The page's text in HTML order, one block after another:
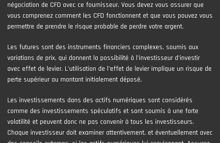
négociation de CFD avec ce fournisseur. Vous devez vous assurer que
vous comprenez comment les CFD fonctionnent et que vous pouvez vous
permettre de prendre le risque probable de perdre votre argent.
Les futures sont des instruments financiers complexes, soumis aux
variations de prix, qui donnent la possibilité à l’investisseur d’investir
avec effet de levier. L’utilisation de l’effet de levier implique un risque de
perte supérieur au montant initialement déposé.
Les investissements dans des actifs numériques sont considérés
comme des investissements spéculatifs et sont soumis à une forte
volatilité et peuvent donc ne pas convenir à tous les investisseurs.
Chaque investisseur doit examiner attentivement, et éventuellement avec